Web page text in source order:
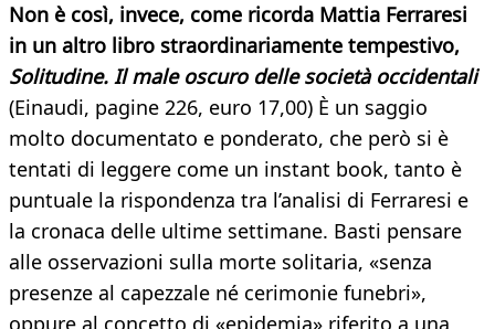
Non è così, invece, come ricorda Mattia Ferraresi
in un altro libro straordinariamente tempestivo,
Solitudine. Il male oscuro delle società occidentali
(Einaudi, pagine 226, euro 17,00) È un saggio
molto documentato e ponderato, che però si è
tentati di leggere come un instant book, tanto è
puntuale la rispondenza tra l’analisi di Ferraresi e
la cronaca delle ultime settimane. Basti pensare
alle osservazioni sulla morte solitaria, «senza
presenze al capezzale né cerimonie funebri»,
oppure al concetto di «epidemia» riferito a una